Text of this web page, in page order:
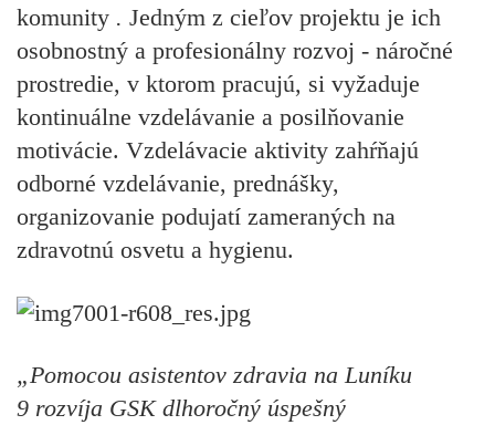
komunity . Jedným z cieľov projektu je ich
osobnostný a profesionálny rozvoj - náročné
prostredie, v ktorom pracujú, si vyžaduje
kontinuálne vzdelávanie a posilňovanie
motivácie. Vzdelávacie aktivity zahŕňajú
odborné vzdelávanie, prednášky,
organizovanie podujatí zameraných na
zdravotnú osvetu a hygienu.
„Pomocou asistentov zdravia na Luníku
9 rozvíja GSK dlhoročný úspešný